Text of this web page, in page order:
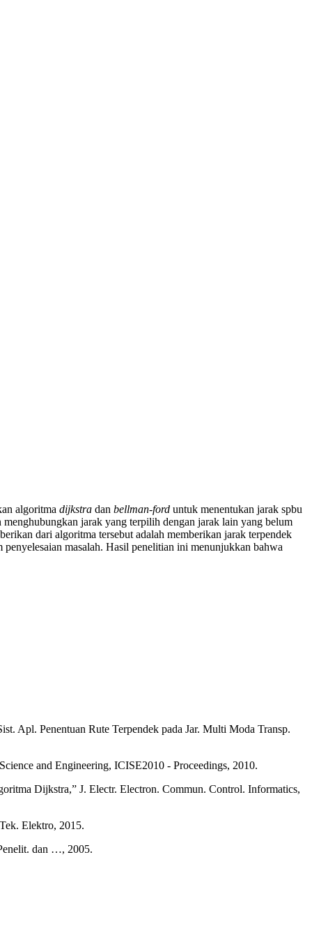
algoritma dijkstra dan bellman-ford untuk menentukan jarak spbu
jarak yang terpilih dengan jarak lain yang belum
dari algoritma tersebut adalah memberikan jarak terpendek
masalah. Hasil penelitian ini menunjukkan bahwa
Apl. Penentuan Rute Terpendek pada Jar. Multi Moda Transp.
and Engineering, ICISE2010 - Proceedings, 2010.
Dijkstra,” J. Electr. Electron. Commun. Control. Informatics,
Elektro, 2015.
dan …, 2005.